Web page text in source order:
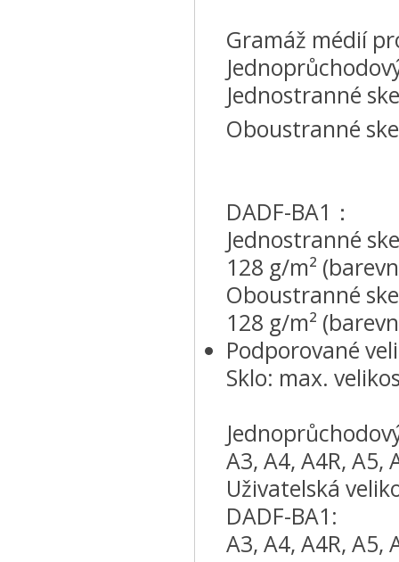
Gramáž médií
Jednostranné
Oboustranné
DADF-BA1：
Jednostranné
128 g/m²
Oboustranné
128 g/m²
Podporované
Sklo: max.
A3, A4, A4R, A5,
Uživatelská
DADF-BA1:
A3, A4, A4R, A5,